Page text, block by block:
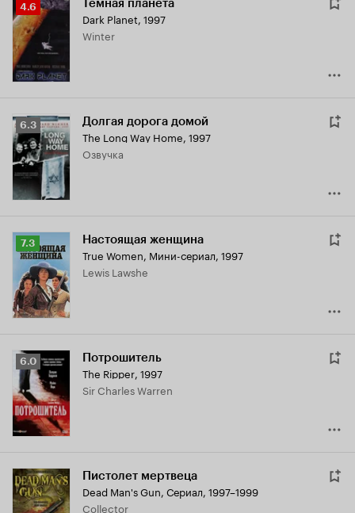
Рейтинг
Кинопоиска
4.6
4.6 Тёмная планета
Dark Planet, 1997
Winter
Рейтинг
Кинопоиска
6.3
6.3 Долгая дорога домой
The Long Way Home, 1997
озвучка
Рейтинг
Кинопоиска
7.3
7.3 Настоящая женщина
True Women, Мини-сериал, 1997
Lewis Lawshe
Рейтинг
Кинопоиска
6.0
6.0 Потрошитель
The Ripper, 1997
Sir Charles Warren
Пистолет мертвеца
Dead Man's Gun, Сериал, 1997–1999
Collector